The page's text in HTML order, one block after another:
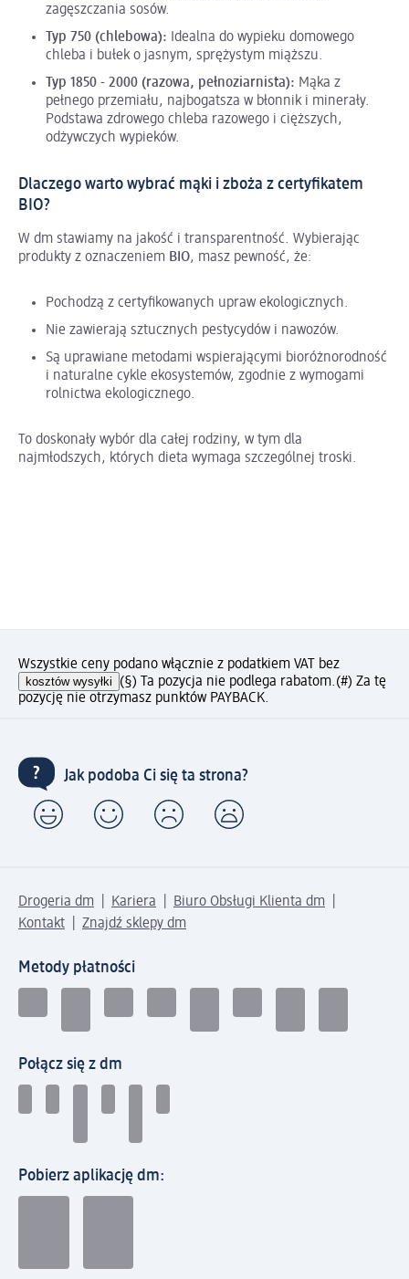
zagęszczania sosów.
Typ 750 (chlebowa): Idealna do wypieku domowego
chleba i bułek o jasnym, sprężystym miąższu.
Typ 1850 - 2000 (razowa, pełnoziarnista): Mąka z
pełnego przemiału, najbogatsza w błonnik i minerały.
Podstawa zdrowego chleba razowego i cięższych,
odżywczych wypieków.
Dlaczego warto wybrać mąki i zboża z certyfikatem
BIO?
W dm stawiamy na jakość i transparentność. Wybierając
produkty z oznaczeniem BIO, masz pewność, że:
Pochodzą z certyfikowanych upraw ekologicznych.
Nie zawierają sztucznych pestycydów i nawozów.
Są uprawiane metodami wspierającymi bioróżnorodność
i naturalne cykle ekosystemów, zgodnie z wymogami
rolnictwa ekologicznego.
To doskonały wybór dla całej rodziny, w tym dla
najmłodszych, których dieta wymaga szczególnej troski.
Wszystkie ceny podano włącznie z podatkiem VAT bez
kosztów wysyłki (§) Ta pozycja nie podlega rabatom.(#) Za tę
pozycję nie otrzymasz punktów PAYBACK.
Jak podoba Ci się ta strona?
Drogeria dm Kariera
Biuro Obsługi Klienta dm
Kontakt
Znajdź sklepy dm
Metody płatności
Połącz się z dm
Pobierz aplikację dm: